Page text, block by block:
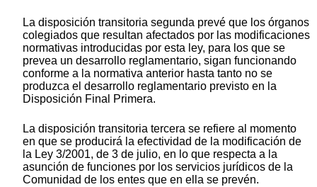
La disposición transitoria segunda prevé que los órganos
colegiados que resultan afectados por las modificaciones
normativas introducidas por esta ley, para los que se
prevea un desarrollo reglamentario, sigan funcionando
conforme a la normativa anterior hasta tanto no se
produzca el desarrollo reglamentario previsto en la
Disposición Final Primera.
La disposición transitoria tercera se refiere al momento
en que se producirá la efectividad de la modificación de
la Ley 3/2001, de 3 de julio, en lo que respecta a la
asunción de funciones por los servicios jurídicos de la
Comunidad de los entes que en ella se prevén.